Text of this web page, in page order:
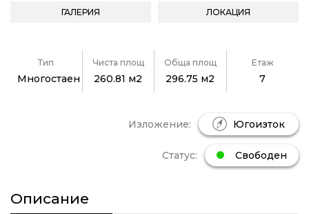
ГАЛЕРИЯ ЛОКАЦИЯ
Тип
Многостаен
Чиста площ
260.81 м2
Обща площ
296.75 м2
Етаж
7
Изложение: Югоизток
Статус: Свободен
Описание